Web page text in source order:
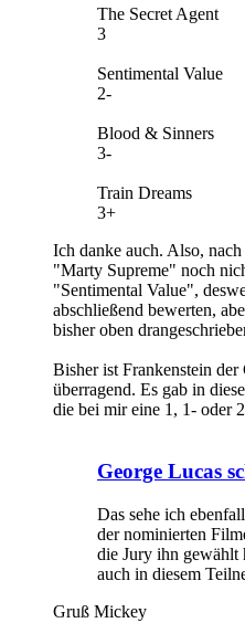
The Secret Agent
3
Sentimental Value
2-
Blood & Sinners
3-
Train Dreams
3+
Ich danke auch. Also,
"Marty Supreme" noch
"Sentimental Value",
abschließend bewerten,
bisher oben
Bisher ist Frankenstein
überragend. Es gab in
die bei mir eine 1, 1- oder
George Lucas
Das sehe ich
der nominierten
die Jury ihn gewählt
auch in diesem
Gruß Mickey